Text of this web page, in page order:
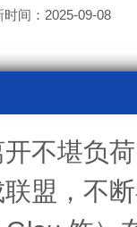
时间：2025-09-08
不堪负
盟，不